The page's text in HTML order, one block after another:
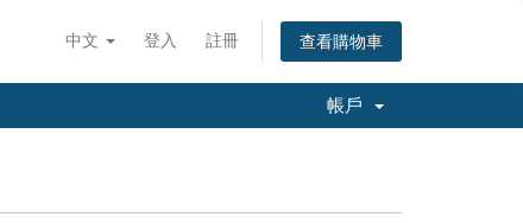
中文 登入 註冊 查看購物車
帳戶